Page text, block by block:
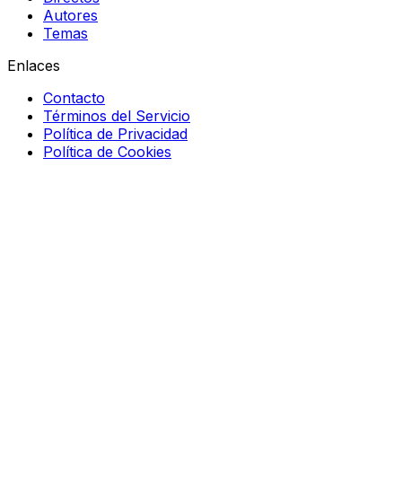
Autores
Temas
Enlaces
Contacto
Términos del Servicio
Política de Privacidad
Política de Cookies